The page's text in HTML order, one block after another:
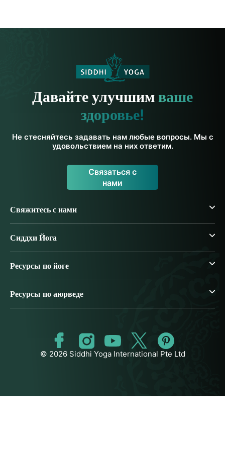
Давайте улучшимваше
здоровье!
Не стесняйтесь задавать нам любые вопросы. Мы с
удовольствием на них ответим.
Связаться с
нами
Свяжитесь с нами
Сиддхи Йога
Ресурсы по йоге
Ресурсы по аюрведе
© 2026 Siddhi Yoga International Pte Ltd